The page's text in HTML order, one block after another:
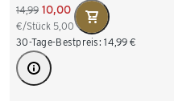
14,99 10,00
€/Stück 5,00
30-Tage-Bestpreis: 14,99 €